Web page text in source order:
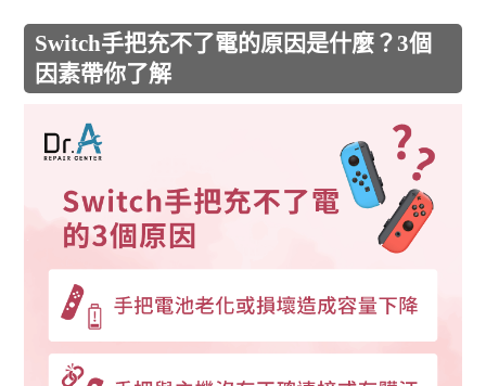
Switch手把充不了電的原因是什麼？3個
因素帶你了解